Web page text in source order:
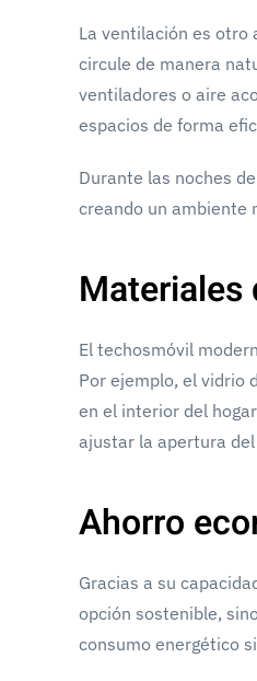
La ventilación es otro
circule de manera
ventiladores o aire
espacios de forma
Durante las noches
creando un ambiente
Materiales
El techosmóvil
Por ejemplo, el vidrio
en el interior del
ajustar la apertura
Ahorro
Gracias a su
opción sostenible,
consumo energético